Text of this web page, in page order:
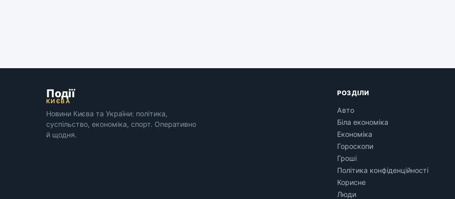
Події
КИЄВА
Новини Києва та України: політика,
суспільство, економіка, спорт. Оперативно
й щодня.
РОЗДІЛИ
Авто
Біла економіка
Економіка
Гороскопи
Гроші
Політика конфіденційності
Корисне
Люди